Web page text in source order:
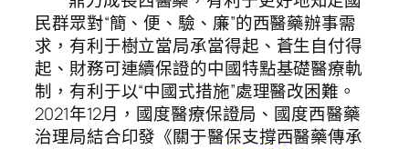
民群眾對“簡、便、驗、廉”的西醫藥辦事需
求，有利于樹立當局承當得起、蒼生自付得
起、財務可連續保證的中國特點基礎醫療軌
制，有利于以“中國式措施”處理醫改困難。
2021年12月，國度醫療保證局、國度西醫藥
治理局結合印發《關于醫保支撐西醫藥傳承